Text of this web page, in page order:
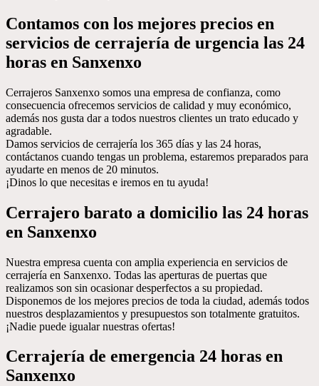
Contamos con los mejores precios en
servicios de cerrajería de urgencia las 24
horas en Sanxenxo
Cerrajeros Sanxenxo somos una empresa de confianza, como
consecuencia ofrecemos servicios de calidad y muy económico,
además nos gusta dar a todos nuestros clientes un trato educado y
agradable.
Damos servicios de cerrajería los 365 días y las 24 horas,
contáctanos cuando tengas un problema, estaremos preparados para
ayudarte en menos de 20 minutos.
¡Dinos lo que necesitas e iremos en tu ayuda!
Cerrajero barato a domicilio las 24 horas
en Sanxenxo
Nuestra empresa cuenta con amplia experiencia en servicios de
cerrajería en Sanxenxo. Todas las aperturas de puertas que
realizamos son sin ocasionar desperfectos a su propiedad.
Disponemos de los mejores precios de toda la ciudad, además todos
nuestros desplazamientos y presupuestos son totalmente gratuitos.
¡Nadie puede igualar nuestras ofertas!
Cerrajería de emergencia 24 horas en
Sanxenxo